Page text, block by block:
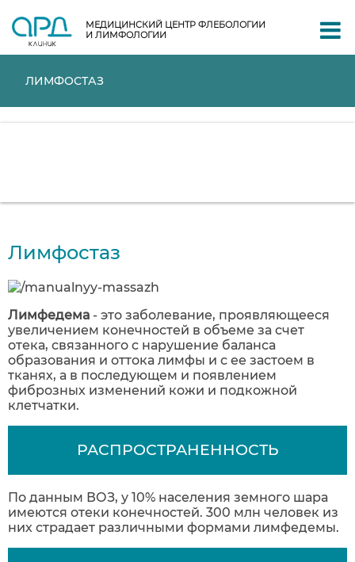
МЕДИЦИНСКИЙ ЦЕНТР ФЛЕБОЛОГИИ
И ЛИМФОЛОГИИ
ЛИМФОСТАЗ
Лимфостаз
Лимфедема - это заболевание, проявляющееся
увеличением конечностей в объеме за счет
отека, связанного с нарушение баланса
образования и оттока лимфы и с ее застоем в
тканях, а в последующем и появлением
фиброзных изменений кожи и подкожной
клетчатки.
РАСПРОСТРАНЕННОСТЬ
По данным ВОЗ, у 10% населения земного шара
имеются отеки конечностей. 300 млн человек из
них страдает различными формами лимфедемы.